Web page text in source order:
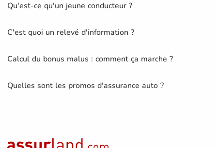
Qu'est-ce qu'un jeune conducteur ?
C'est quoi un relevé d'information ?
Calcul du bonus malus : comment ça marche ?
Quelles sont les promos d'assurance auto ?